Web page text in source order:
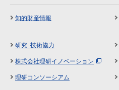
知的財産情報
研究･技術協力
株式会社理研イノベーション
理研コンソーシアム